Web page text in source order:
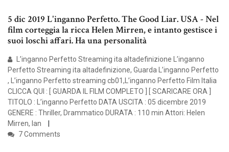
5 dic 2019 L'inganno Perfetto. The Good Liar. USA - Nel
film corteggia la ricca Helen Mirren, e intanto gestisce i
suoi loschi affari. Ha una personalità
L’inganno Perfetto Streaming ita altadefinizione L’inganno
Perfetto Streaming ita altadefinizione, Guarda L’inganno Perfetto
, L’inganno Perfetto streaming cb01,L’inganno Perfetto Film Italia
CLICCA QUI : [ GUARDA IL FILM COMPLETO ] [ SCARICARE ORA ]
TITOLO : L’inganno Perfetto DATA USCITA : 05 dicembre 2019
GENERE : Thriller, Drammatico DURATA : 110 min Attori: Helen
Mirren, Ian
7 Comments